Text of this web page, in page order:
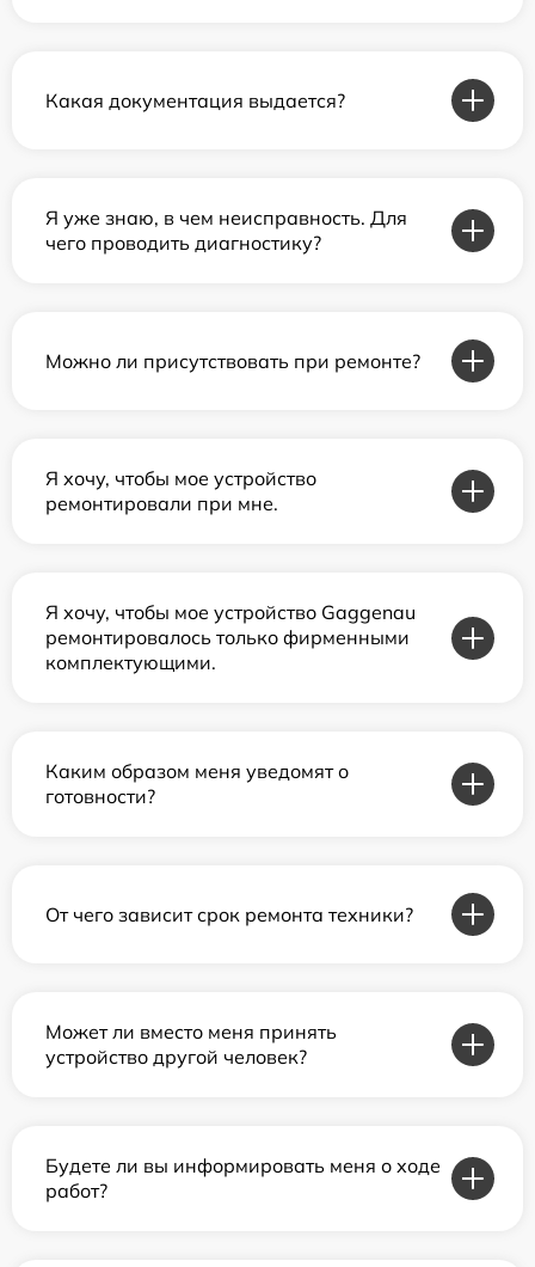
Какая документация выдается?
Я уже знаю, в чем неисправность. Для
чего проводить диагностику?
Можно ли присутствовать при ремонте?
Я хочу, чтобы мое устройство
ремонтировали при мне.
Я хочу, чтобы мое устройство Gaggenau
ремонтировалось только фирменными
комплектующими.
Каким образом меня уведомят о
готовности?
От чего зависит срок ремонта техники?
Может ли вместо меня принять
устройство другой человек?
Будете ли вы информировать меня о ходе
работ?